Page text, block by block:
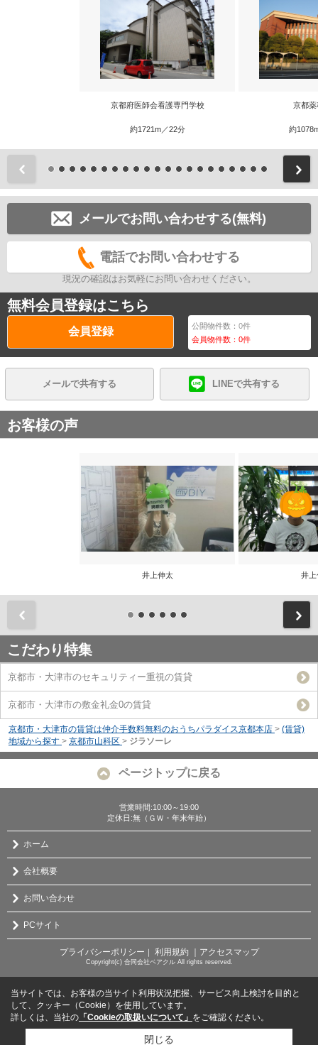
京都府医師会看護専門学校
約1721m／22分
京都薬
約
前
メールでお問い合わせする(無料)
電話でお問い合わせする
現況の確認はお気軽にお問い合わせください。
無料会員登録はこちら
会員登録 公開物件数：0件
会員物件数：0件
メールで共有する LINEで共有する
お客様の声
井上伸太 井上
こだわり特集
京都市・大津市のセキュリティー重視の賃貸
京都市・大津市の敷金礼金0の賃貸
京都市・大津市の賃貸は仲介手数料無料のおうちパラダイス京都本店 > (賃貸)
地域から探す > 京都市山科区 > ジラソーレ
ページトップに戻る
営業時間:10:00～19:00
定休日:無（ＧＷ・年末年始）
ホーム
会社概要
お問い合わせ
PCサイト
プライバシーポリシー 利用規約 ｜アクセスマップ
Copyright(c) 合同会社ベアクル All rights reserved.
当サイトでは、お客様の当サイト利用状況把握、サービス向上検討を目的と
して、クッキー（Cookie）を使用しています。
詳しくは、当社の 「Cookieの取扱いについて」 をご確認ください。
閉じる